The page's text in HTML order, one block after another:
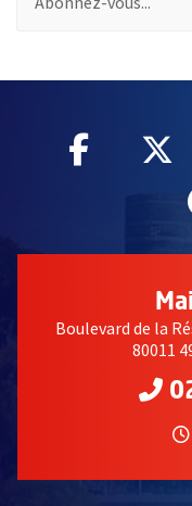
, Ouvre
Boulevard de la
80011